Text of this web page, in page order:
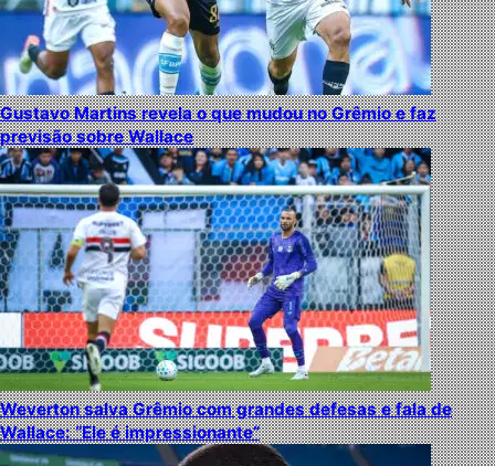
Gustavo Martins revela o que mudou no Grêmio e faz
previsão sobre Wallace
Weverton salva Grêmio com grandes defesas e fala de
Wallace: “Ele é impressionante”